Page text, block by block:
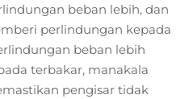
beban lebih, dan
perlindungan kepada
beban lebih
terbakar, manakala
pengisar tidak